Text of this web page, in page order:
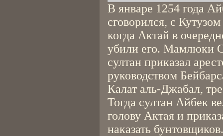
В январе 1254 года
сговорился, с
когда Актай в
убили его. Мамлюки
султан приказал
руководством
Калат аль-Джабал,
Тогда султан Айбек
голову Актая и
наказать бунтовщиков.